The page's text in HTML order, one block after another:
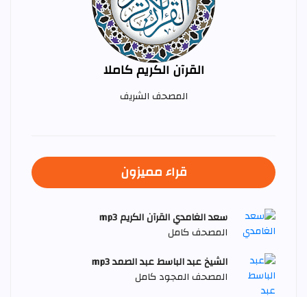
القرآن الكريم كاملا
المصحف الشريف
قراء مميزون
سعد الغامدي القرآن الكريم mp3
المصحف كامل
الشيخ عبد الباسط عبد الصمد mp3
المصحف المجود كامل